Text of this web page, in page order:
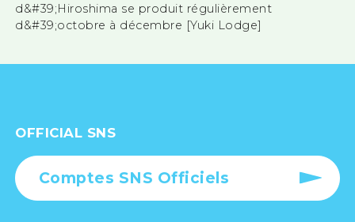
d&#39;Hiroshima se produit régulièrement
d&#39;octobre à décembre [Yuki Lodge]
OFFICIAL SNS
Comptes SNS Officiels